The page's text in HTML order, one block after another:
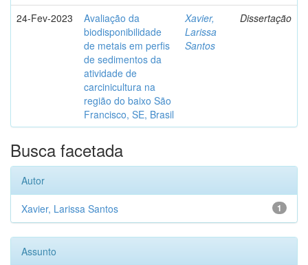
24-Fev-2023
Avaliação da
biodisponibilidade
de metais em perfis
de sedimentos da
atividade de
carcinicultura na
região do baixo São
Francisco, SE, Brasil
Xavier,
Larissa
Santos
Dissertação
Busca facetada
Autor
1
Xavier, Larissa Santos
Assunto